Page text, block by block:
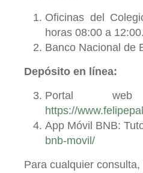
Oficinas del
horas 08:00 a 12:00.
Banco Nacional de
Depósito en línea:
Portal
https://
App Móvil BNB:
bnb-movil/
Para cualquier